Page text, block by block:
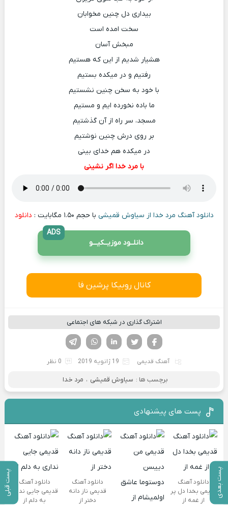
پست بعدی پست قبلی
بیداری دل چنین مخوابان
سخت امده است
مبخش آسان
هشیار شدیم از این که هستیم
رفتیم و در میکده بستیم
با خود به سخن چنین نشستیم
ما باده نخورده ایم و مستیم
مسجد، سر راه از آن گذشتیم
بر روی درش چنین نوشتیم
در میکده هم خدای بینی
با مرد خدا اگر نشینی
دانلود آهنگ مرد خدا از سیاوش قمیشی با حجم ۱.۵۰ مگابایت : دانلود
دانلــود موزیــکیـــو
ADS
کانال روبیکا پرشین فا
اشتراک گذاری در شبکه های اجتماعی
لینکدین تویتر
فیسوک
آهنگ قدیمی 19 ژانویه 2019 0 نظر
برچسب ها : سیاوش قمیشی ، مرد خدا
پست های پیشنهادی
دانلود آهنگ
قدیمی بخدا دل پر
از غمه از
دانلود آهنگ
قدیمی ناز دانه
دختر از
دانلود آهنگ
قدیمی جایی نداری
به دلم از